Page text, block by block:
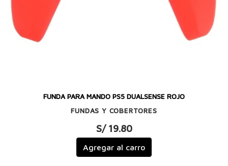
FUNDA PARA MANDO PS5 DUALSENSE ROJO
FUNDAS Y COBERTORES
S/ 19.80
Agregar al carro